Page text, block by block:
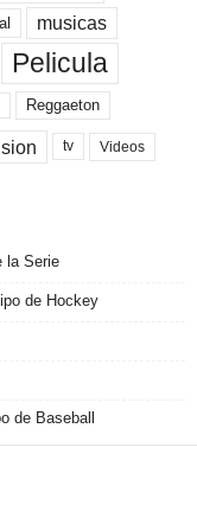
musicas
Pelicula
Reggaeton
tv Videos
la Serie
de Hockey
de Baseball